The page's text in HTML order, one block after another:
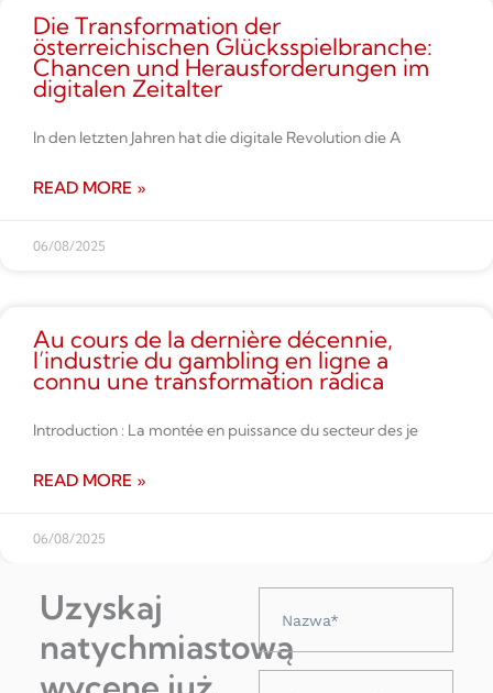
Die Transformation der
österreichischen Glücksspielbranche:
Chancen und Herausforderungen im
digitalen Zeitalter
In den letzten Jahren hat die digitale Revolution die A
READ MORE »
06/08/2025
Au cours de la dernière décennie,
l’industrie du gambling en ligne a
connu une transformation radica
Introduction : La montée en puissance du secteur des je
READ MORE »
06/08/2025
Uzyskaj
natychmiastową